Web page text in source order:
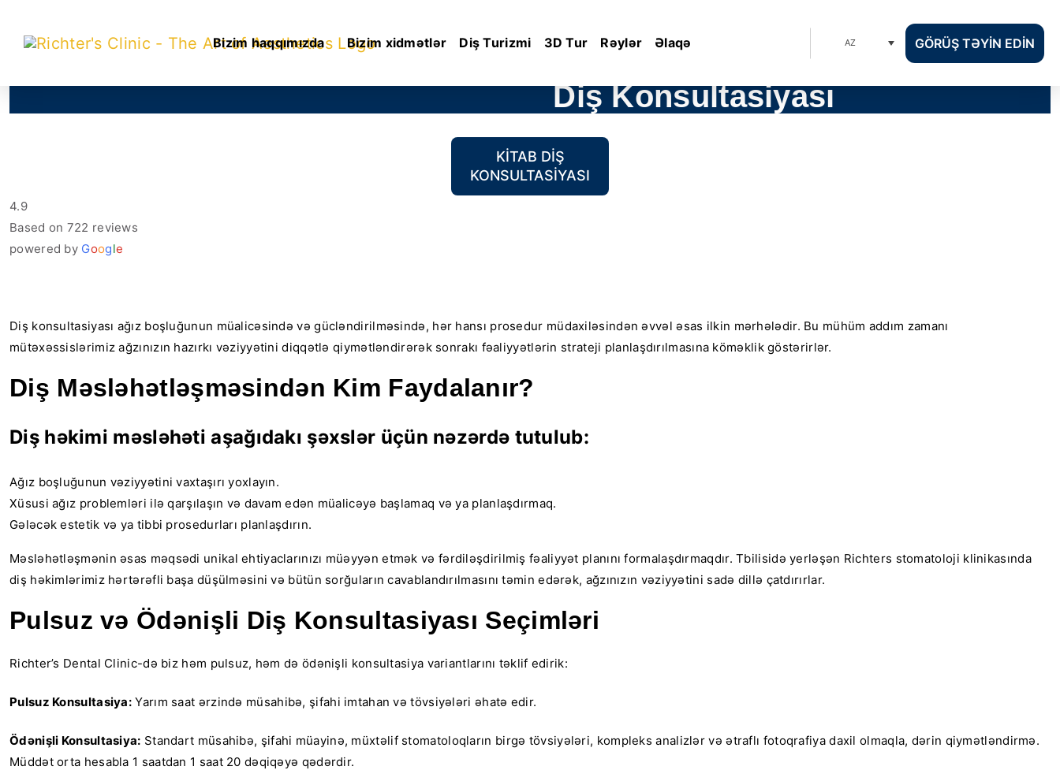
Bizim haqqımızda Bizim xidmətlər Diş Turizmi 3D Tur Rəylər Əlaqə AZ GÖRÜŞ TƏYIN EDIN
Diş Konsultasiyası
KITAB DIŞ
KONSULTASIYASI
4.9
Based on 722 reviews
powered by Google
Diş konsultasiyası ağız boşluğunun müalicəsində və gücləndirilməsində, hər hansı prosedur müdaxiləsindən əvvəl əsas ilkin mərhələdir. Bu mühüm addım zamanı
mütəxəssislərimiz ağzınızın hazırkı vəziyyətini diqqətlə qiymətləndirərək sonrakı fəaliyyətlərin strateji planlaşdırılmasına köməklik göstərirlər.
Diş Məsləhətləşməsindən Kim Faydalanır?
Diş həkimi məsləhəti aşağıdakı şəxslər üçün nəzərdə tutulub:
Ağız boşluğunun vəziyyətini vaxtaşırı yoxlayın.
Xüsusi ağız problemləri ilə qarşılaşın və davam edən müalicəyə başlamaq və ya planlaşdırmaq.
Gələcək estetik və ya tibbi prosedurları planlaşdırın.
Məsləhətləşmənin əsas məqsədi unikal ehtiyaclarınızı müəyyən etmək və fərdiləşdirilmiş fəaliyyət planını formalaşdırmaqdır. Tbilisidə yerləşən Richters stomatoloji klinikasında
diş həkimlərimiz hərtərəfli başa düşülməsini və bütün sorğuların cavablandırılmasını təmin edərək, ağzınızın vəziyyətini sadə dillə çatdırırlar.
Pulsuz və Ödənişli Diş Konsultasiyası Seçimləri
Richter’s Dental Clinic-də biz həm pulsuz, həm də ödənişli konsultasiya variantlarını təklif edirik:
Pulsuz Konsultasiya: Yarım saat ərzində müsahibə, şifahi imtahan və tövsiyələri əhatə edir.
Ödənişli Konsultasiya: Standart müsahibə, şifahi müayinə, müxtəlif stomatoloqların birgə tövsiyələri, kompleks analizlər və ətraflı fotoqrafiya daxil olmaqla, dərin qiymətləndirmə.
Müddət orta hesabla 1 saatdan 1 saat 20 dəqiqəyə qədərdir.